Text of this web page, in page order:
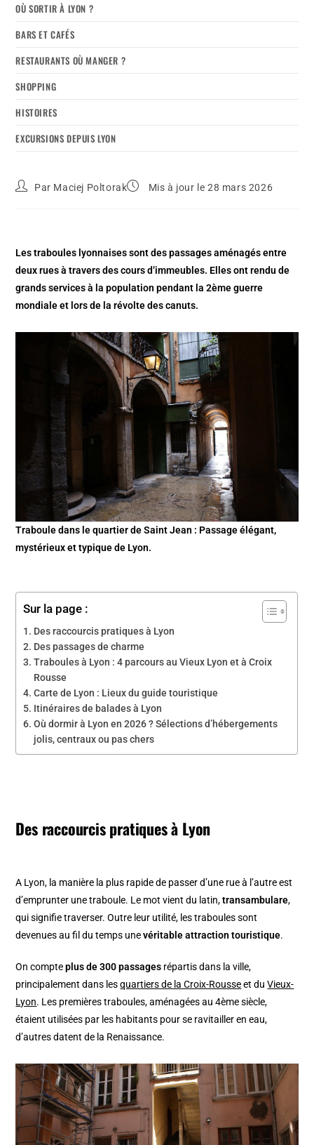
OÙ SORTIR À LYON ?
BARS ET CAFÉS
RESTAURANTS OÙ MANGER ?
SHOPPING
HISTOIRES
EXCURSIONS DEPUIS LYON
Par Maciej Poltorak Mis à jour le 28 mars 2026
Les traboules lyonnaises sont des passages aménagés entre
deux rues à travers des cours d’immeubles. Elles ont rendu de
grands services à la population pendant la 2ème guerre
mondiale et lors de la révolte des canuts.
Traboule dans le quartier de Saint Jean : Passage élégant,
mystérieux et typique de Lyon.
Sur la page :
Des raccourcis pratiques à Lyon
Des passages de charme
Traboules à Lyon : 4 parcours au Vieux Lyon et à Croix
Rousse
Carte de Lyon : Lieux du guide touristique
Itinéraires de balades à Lyon
Où dormir à Lyon en 2026 ? Sélections d’hébergements
jolis, centraux ou pas chers
Des raccourcis pratiques à Lyon
A Lyon, la manière la plus rapide de passer d’une rue à l’autre est
d’emprunter une traboule. Le mot vient du latin,transambulare,
qui signifie traverser. Outre leur utilité, les traboules sont
devenues au fil du temps unevéritable attraction touristique.
On compteplus de 300 passages répartis dans la ville,
principalement dans lesquartiers de la Croix-Rousseet duVieux-
Lyon. Les premières traboules, aménagées au 4ème siècle,
étaient utilisées par les habitants pour se ravitailler en eau,
d’autres datent de la Renaissance.